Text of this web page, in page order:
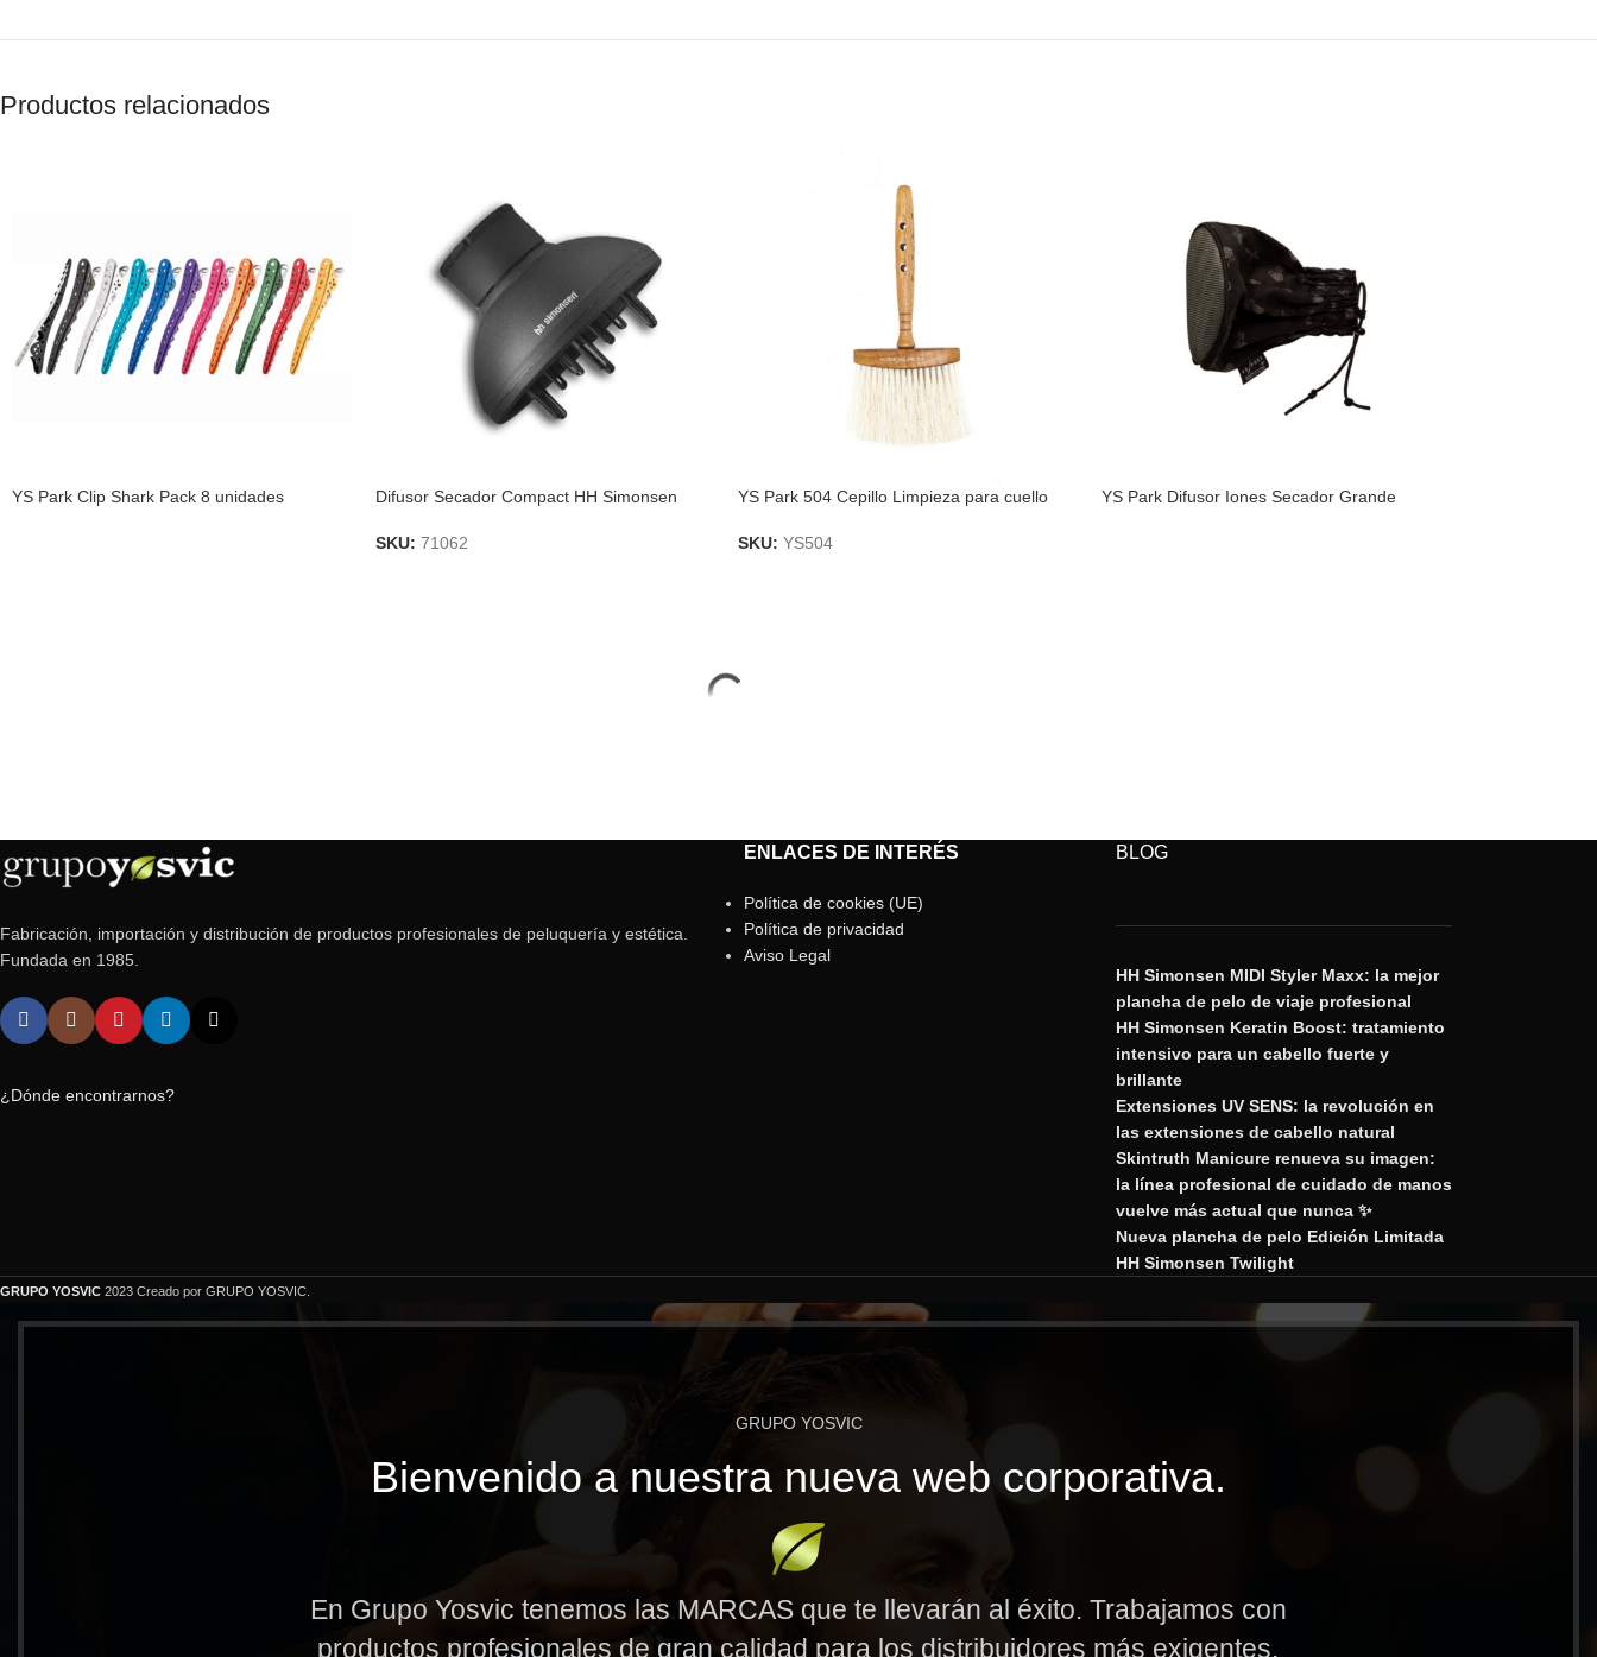
Productos relacionados
YS Park Clip Shark Pack 8 unidades Difusor Secador Compact HH Simonsen
SKU: 71062
YS Park 504 Cepillo Limpieza para cuello
SKU: YS504
YS Park Difusor Iones Secador Grande
Fabricación, importación y distribución de productos profesionales de peluquería y estética.
Fundada en 1985.
¿Dónde encontrarnos?
ENLACES DE INTERÉS
Política de cookies (UE)
Política de privacidad
Aviso Legal
BLOG
HH Simonsen MIDI Styler Maxx: la mejor
plancha de pelo de viaje profesional
HH Simonsen Keratin Boost: tratamiento
intensivo para un cabello fuerte y
brillante
Extensiones UV SENS: la revolución en
las extensiones de cabello natural
Skintruth Manicure renueva su imagen:
la línea profesional de cuidado de manos
vuelve más actual que nunca ✨
Nueva plancha de pelo Edición Limitada
HH Simonsen Twilight
GRUPO YOSVIC 2023 Creado por GRUPO YOSVIC.
GRUPO YOSVIC
Bienvenido a nuestra nueva web corporativa.
En Grupo Yosvic tenemos las MARCAS que te llevarán al éxito. Trabajamos con
productos profesionales de gran calidad para los distribuidores más exigentes.